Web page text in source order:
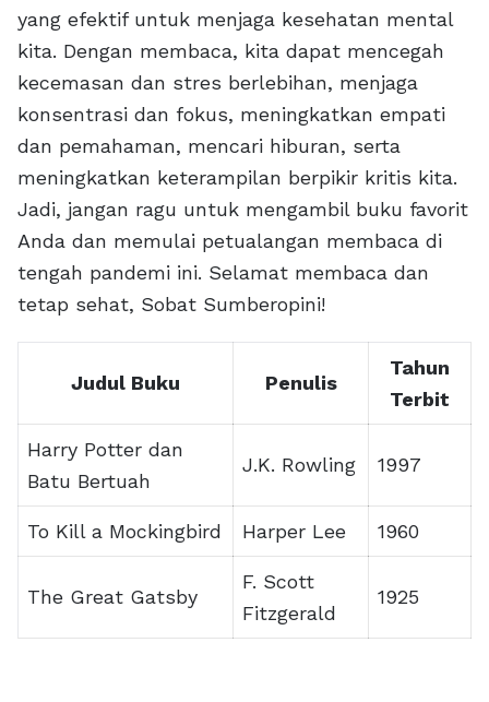
yang efektif untuk menjaga kesehatan mental
kita. Dengan membaca, kita dapat mencegah
kecemasan dan stres berlebihan, menjaga
konsentrasi dan fokus, meningkatkan empati
dan pemahaman, mencari hiburan, serta
meningkatkan keterampilan berpikir kritis kita.
Jadi, jangan ragu untuk mengambil buku favorit
Anda dan memulai petualangan membaca di
tengah pandemi ini. Selamat membaca dan
tetap sehat, Sobat Sumberopini!
Judul Buku Penulis
Tahun
Terbit
Harry Potter dan
Batu Bertuah
J.K. Rowling 1997
To Kill a Mockingbird Harper Lee 1960
The Great Gatsby
F. Scott
Fitzgerald
1925